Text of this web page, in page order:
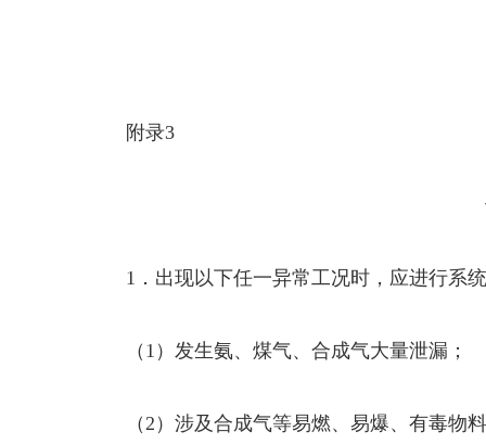
附录3
1．出现以下任一异常工况时，应进行系
（1）发生氨、煤气、合成气大量泄漏；
（2）涉及合成气等易燃、易爆、有毒物